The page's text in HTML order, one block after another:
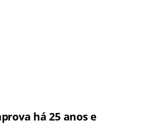
há 25 anos e